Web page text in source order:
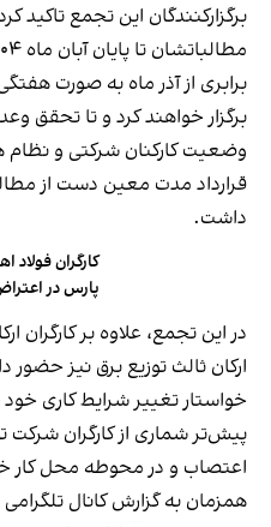
برگزارکنندگان این تجمع
برابری از آذر ماه به صورت
برگزار خواهند کرد و تا تحقق
وضعیت کارکنان شرکتی و نظام
قرارداد مدت معین دست از
داشت.
کارگران
پارس در
در این تجمع، علاوه بر کارگران
ارکان ثالث توزیع برق نیز
خواستار تغییر شرایط کاری
پیش‌تر شماری از کارگران شرکت
اعتصاب و در محوطه محل کار
همزمان به گزارش کانال تلگرامی